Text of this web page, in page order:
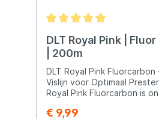
DLT Royal Pink |
| 200m
DLT Royal Pink
Vislijn voor Optimaal Presteren De
Royal Pink Fluorcarbon is
lijn die zowel functioneel als
€ 9,99